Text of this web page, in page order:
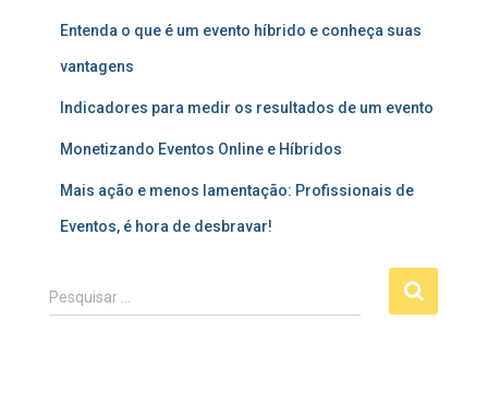
Entenda o que é um evento híbrido e conheça suas
vantagens
Indicadores para medir os resultados de um evento
Monetizando Eventos Online e Híbridos
Mais ação e menos lamentação: Profissionais de
Eventos, é hora de desbravar!
P
e
Pesquisar …